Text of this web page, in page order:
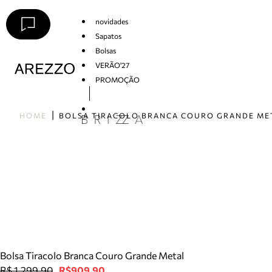
novidades
Sapatos
Bolsas
VERÃO'27
PROMOÇÃO
HOME BOLSA TIRACOLO BRANCA COURO GRANDE
Bolsa Tiracolo Branca Couro Grande Metal